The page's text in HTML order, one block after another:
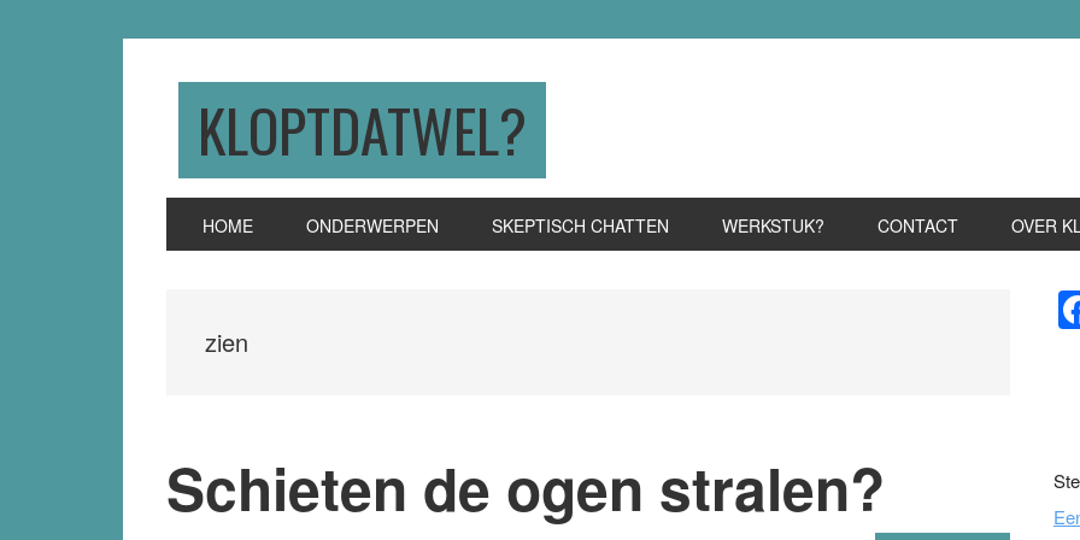
KLOPTDATWEL?
HOME ONDERWERPEN SKEPTISCH CHATTEN WERKSTUK? CONTACT OVER
zien
Schieten de ogen stralen?